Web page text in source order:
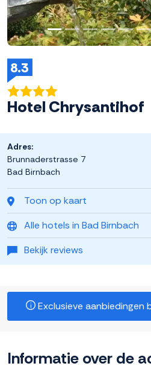
8.3
Hotel Chrysantihof
Toon op kaart
Alle hotels in Bad Birnbach
Bekijk reviews
Adres:
Brunnaderstrasse 7
Bad Birnbach
Exclusieve aanbiedingen
Informatie over de